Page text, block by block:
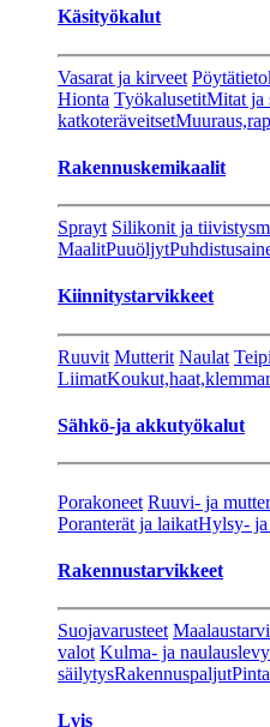
Käsityökalut
Vasarat ja kirveet
Hionta TyökalusetitMitat ja
katkoteräveitset
Rakennuskemikaalit
Sprayt Silikonit ja
MaalitPuuöljyt
Kiinnitystarvikkeet
Ruuvit Mutterit Naulat
Liimat
Sähkö-ja akkutyökalut
Porakoneet Ruuvi- ja
Poranterät ja laikatHylsy- ja
Rakennustarvikkeet
Suojavarusteet
valot Kulma- ja
säilytysRakennuspaljut
Lvis